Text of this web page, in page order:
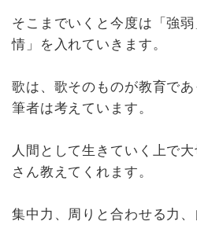
そこまでいくと今度は「強
情」を入れていきます。
歌は、歌そのものが教育で
筆者は考えています。
人間として生きていく上で
さん教えてくれます。
集中力、周りと合わせる力